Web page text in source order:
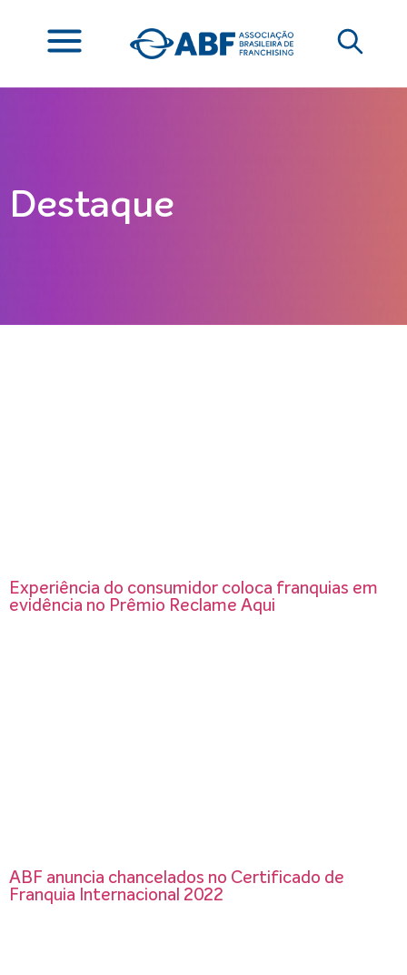
Destaque
Experiência do consumidor coloca franquias em
evidência no Prêmio Reclame Aqui
ABF anuncia chancelados no Certificado de
Franquia Internacional 2022